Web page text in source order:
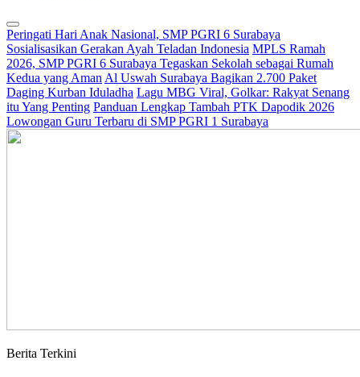
Peringati Hari Anak Nasional, SMP PGRI 6 Surabaya
Sosialisasikan Gerakan Ayah Teladan Indonesia MPLS Ramah
2026, SMP PGRI 6 Surabaya Tegaskan Sekolah sebagai Rumah
Kedua yang Aman Al Uswah Surabaya Bagikan 2.700 Paket
Daging Kurban Iduladha Lagu MBG Viral, Golkar: Rakyat Senang
itu Yang Penting Panduan Lengkap Tambah PTK Dapodik 2026
Lowongan Guru Terbaru di SMP PGRI 1 Surabaya
Berita Terkini